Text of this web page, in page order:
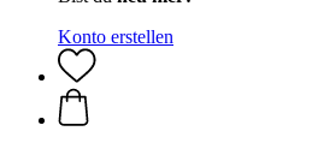
Konto erstellen